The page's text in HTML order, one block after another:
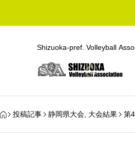
Shizuoka-pref. Volleyball
投稿記事 静岡県大会, 大会結果 第